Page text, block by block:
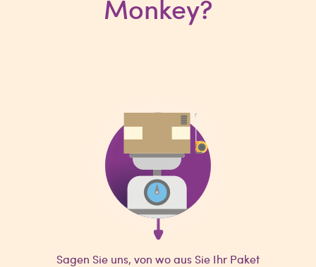
Monkey?
Sagen Sie uns, von wo aus Sie Ihr Paket